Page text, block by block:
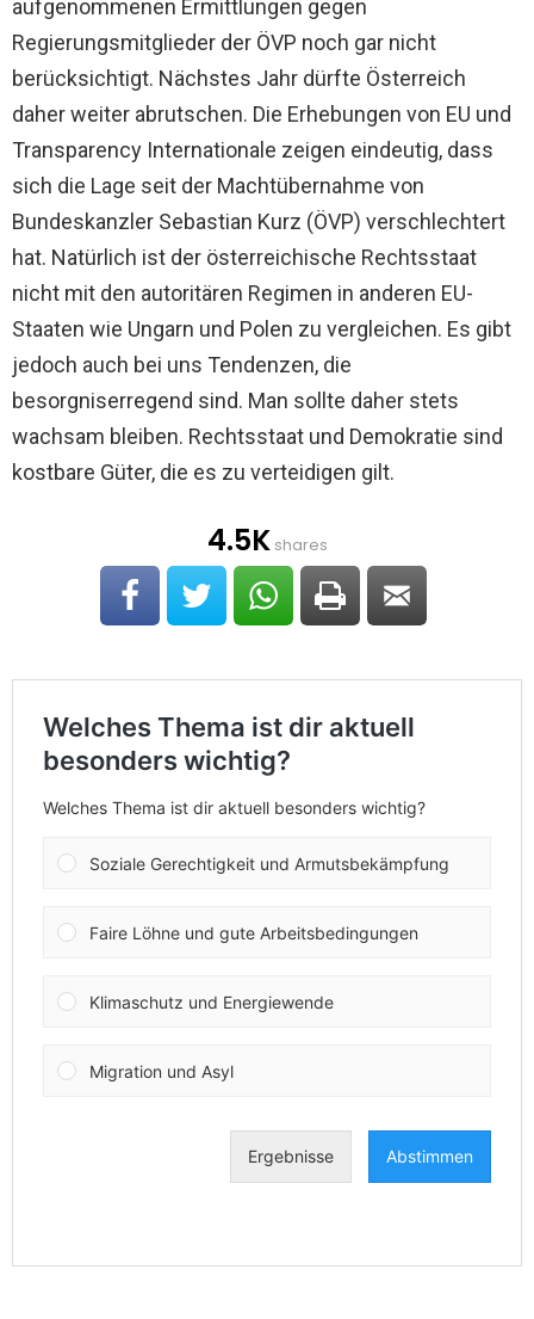
aufgenommenen Ermittlungen gegen
Regierungsmitglieder der ÖVP noch gar nicht
berücksichtigt. Nächstes Jahr dürfte Österreich
daher weiter abrutschen. Die Erhebungen von EU und
Transparency Internationale zeigen eindeutig, dass
sich die Lage seit der Machtübernahme von
Bundeskanzler Sebastian Kurz (ÖVP) verschlechtert
hat. Natürlich ist der österreichische Rechtsstaat
nicht mit den autoritären Regimen in anderen EU-
Staaten wie Ungarn und Polen zu vergleichen. Es gibt
jedoch auch bei uns Tendenzen, die
besorgniserregend sind. Man sollte daher stets
wachsam bleiben. Rechtsstaat und Demokratie sind
kostbare Güter, die es zu verteidigen gilt.
4.5Kshares